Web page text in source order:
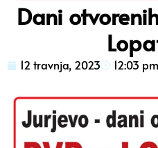
Dani
12 travnja, 2023 12:03 pm